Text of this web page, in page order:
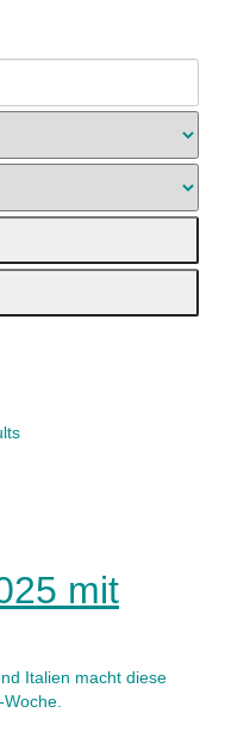
mit
Italien macht diese